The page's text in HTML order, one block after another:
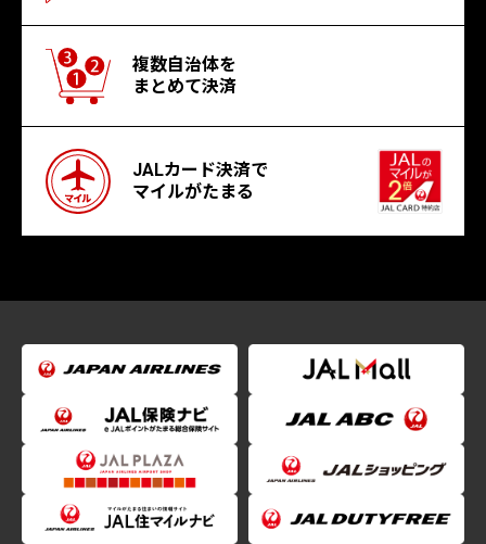
複数自治体を
まとめて決済
JALカード決済で
マイルがたまる